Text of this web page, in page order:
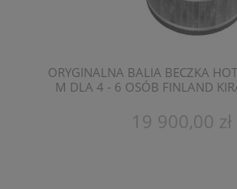
ORYGINALNA BALIA BECZKA
M DLA 4 - 6 OSÓB FINLAND
19 900,00 zł